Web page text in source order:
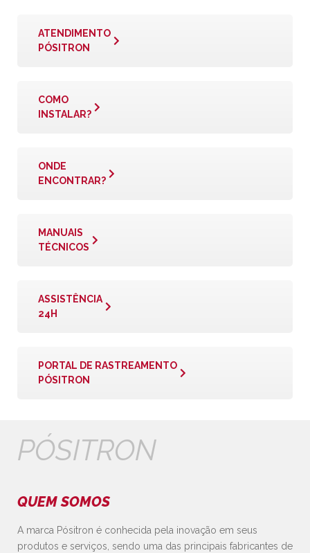
ATENDIMENTO
PÓSITRON
COMO
INSTALAR?
ONDE
ENCONTRAR?
MANUAIS
TÉCNICOS
ASSISTÊNCIA
24H
PORTAL DE RASTREAMENTO
PÓSITRON
PÓSITRON
QUEM SOMOS
A marca Pósitron é conhecida pela inovação em seus
produtos e serviços, sendo uma das principais fabricantes de